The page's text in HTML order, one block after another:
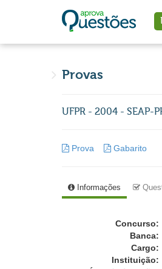
Provas
UFPR - 2004 -
Prova Gabarito
Informações
Concurso:
Banca:
Cargo:
Instituição: